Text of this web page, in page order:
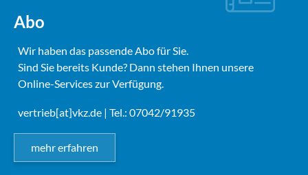
Abo
Wir haben das passende Abo für Sie.
Sind Sie bereits Kunde? Dann stehen Ihnen unsere
Online-Services zur Verfügung.
vertrieb[at]vkz.de | Tel.: 07042/91935
mehr erfahren